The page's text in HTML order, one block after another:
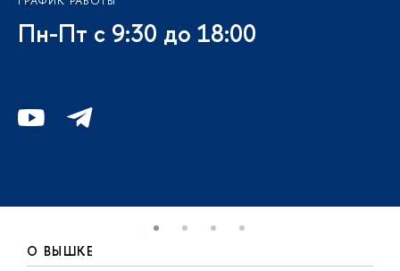
Пн-Пт с 9:30 до 18:00
О ВЫШКЕ